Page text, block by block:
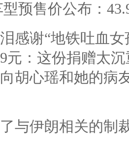
预售价公布：
感谢“地铁吐血
元：这份捐赠太
胡心瑶和她的病
与伊朗相关的制